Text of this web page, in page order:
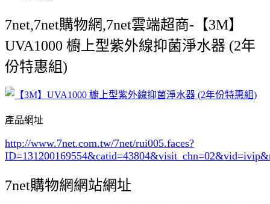
7net,7net購物網,7net雲端超商-【3M】
UVA1000 櫥上型紫外線抑菌淨水器 (2年
份特惠組)
產品網址
http://www.7net.com.tw/7net/rui005.faces?
ID=131200169554&catid=43804
7net購物網網站網址